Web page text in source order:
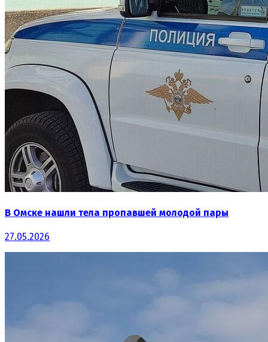
В Омске нашли тела пропавшей молодой пары
27.05.2026